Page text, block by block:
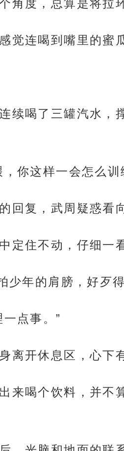
角度，总算是将拉
觉连喝到嘴里的蜜
续喝了三罐汽水，
你这样一会怎么
回复，武周疑惑看
定住不动，仔细一
少年的肩膀，好歹
点事。”
离开休息区，心下
来喝个饮料，并不